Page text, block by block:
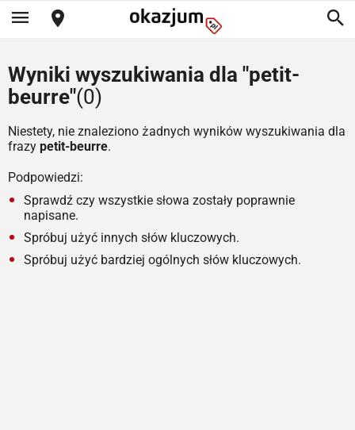
Wyniki wyszukiwania dla "petit-
beurre"(0)
Niestety, nie znaleziono żadnych wyników wyszukiwania dla
frazy petit-beurre.
Podpowiedzi:
Sprawdź czy wszystkie słowa zostały poprawnie
napisane.
Spróbuj użyć innych słów kluczowych.
Spróbuj użyć bardziej ogólnych słów kluczowych.